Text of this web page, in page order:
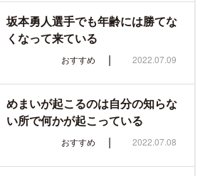
坂本勇人選手でも年齢には勝てな
くなって来ている
おすすめ | 2022.07.09
めまいが起こるのは自分の知らな
い所で何かが起こっている
おすすめ | 2022.07.08